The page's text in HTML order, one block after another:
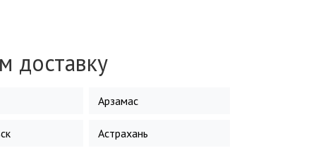
доставку
Арзамас
Астрахань